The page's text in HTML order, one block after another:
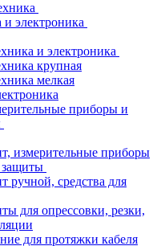
и электроника
и электроника
крупная
мелкая
приборы и
измерительные приборы
защиты
ручной, средства для
для опрессовки, резки,
для протяжки кабеля